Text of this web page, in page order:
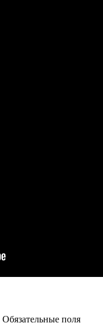
Обязательные поля